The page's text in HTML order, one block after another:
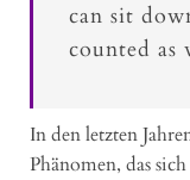
can sit
counted as
In den letzten
Phänomen, das